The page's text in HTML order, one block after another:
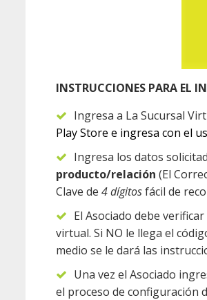
INSTRUCCIONES PARA EL
Ingresa a La Sucursal
Play Store e ingresa con el
Ingresa los datos
producto/relación (El
Clave de 4 dígitosfácil de
El Asociado debe
virtual. Si NO le llega el
medio se le dará las
Una vez el Asociado
el proceso de configuración